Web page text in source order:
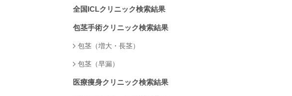
全国ICLクリニック検索結果
包茎手術クリニック検索結果
包茎（増大・長茎）
包茎（早漏）
医療痩身クリニック検索結果